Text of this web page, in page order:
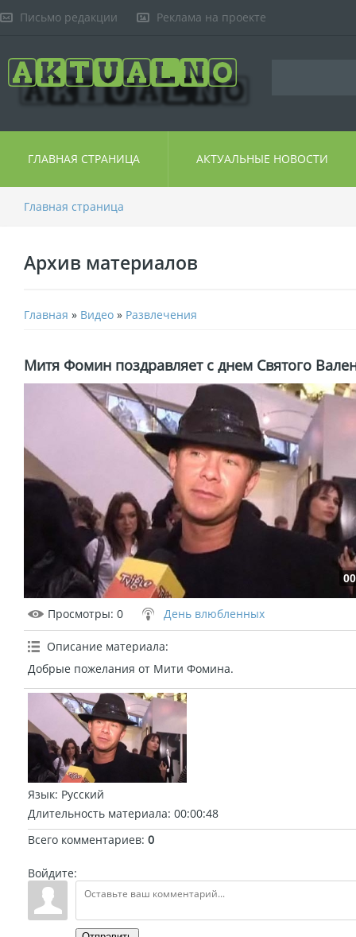
Письмо редакции Реклама на проекте
ГЛАВНАЯ СТРАНИЦА АКТУАЛЬНЫЕ НОВОСТИ
Главная страница
Архив материалов
Главная » Видео » Развлечения
Митя Фомин поздравляет с днем Святого
Просмотры: 0 День влюбленных
Описание материала:
Добрые пожелания от Мити Фомина.
Язык: Русский
Длительность материала: 00:00:48
Всего комментариев: 0
Войдите: